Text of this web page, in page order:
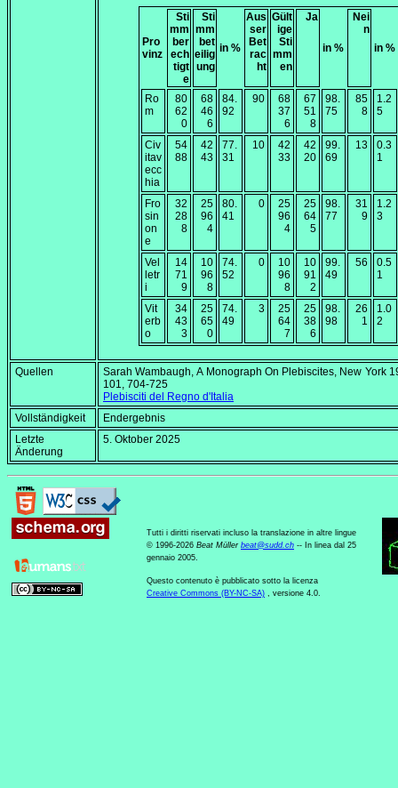
Pro
vinz
Sti
mm
ber
ech
tigt
e
Sti
mm
bet
eilig
ung
in %
Aus
ser
Bet
rac
ht
Gült
ige
Sti
mm
en
Ja
in %
Nei
n
in %
Ro
m
80
62
0
68
46
6
84.
92
90
68
37
6
67
51
8
98.
75
85
8
1.2
5
Civ
itav
ecc
hia
54
88
42
43
77.
31
10
42
33
42
20
99.
69
13
0.3
1
Fro
sin
on
e
32
28
8
25
96
4
80.
41
0
25
96
4
25
64
5
98.
77
31
9
1.2
3
Vel
letr
i
14
71
9
10
96
8
74.
52
0
10
96
8
10
91
2
99.
49
56
0.5
1
Vit
erb
o
34
43
3
25
65
0
74.
49
3
25
64
7
25
38
6
98.
98
26
1
1.0
2
Quellen Sarah Wambaugh,A Monograph On Plebiscites, New York
101, 704-725
Plebisciti del Regno d'Italia
Vollständigkeit
Endergebnis
Letzte
Änderung
5. Oktober 2025
Tutti i diritti riservati incluso la translazione in altre lingue
© 1996-2026 Beat Müller beat@sudd.ch -- In linea dal 25
gennaio 2005.
Questo contenuto è pubblicato sotto la licenza
Creative Commons (BY-NC-SA) , versione 4.0.